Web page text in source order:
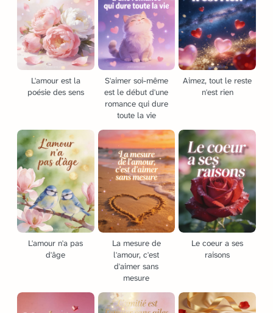
L'amour est la
poésie des sens
S'aimer soi-même
est le début d'une
romance qui dure
toute la vie
Aimez, tout le reste
n'est rien
L'amour n'a pas
d'âge
La mesure de
l'amour, c'est
d'aimer sans
mesure
Le coeur a ses
raisons